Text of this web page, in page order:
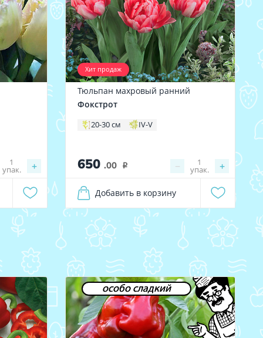
+
1
упак.
Хит продаж
Тюльпан махровый ранний
Фокстрот
20-30 см IV-V
650 .00 i − +
1
упак.
Добавить в корзину
особо сладкий